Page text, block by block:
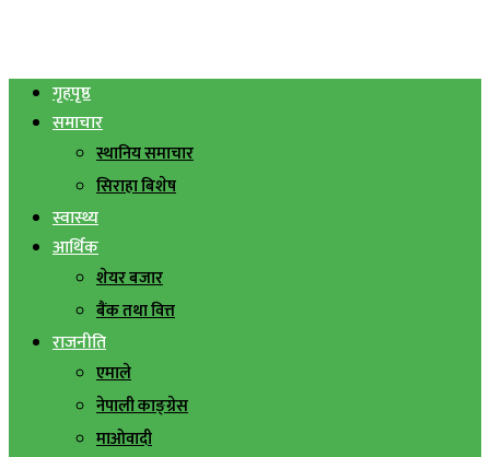
गृहपृष्ठ
समाचार
स्थानिय समाचार
सिराहा बिशेष
स्वास्थ्य
आर्थिक
शेयर बजार
बैंक तथा वित्त
राजनीति
एमाले
नेपाली काङ्ग्रेस
माओवादी